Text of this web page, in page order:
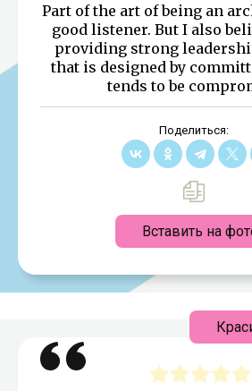
Part of the art of being an
good listener. But I also
providing strong
that is designed by
tends to be
Поделиться:
Вставить на